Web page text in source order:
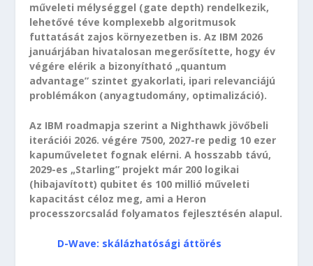
műveleti mélységgel (gate depth) rendelkezik,
lehetővé téve komplexebb algoritmusok
futtatását zajos környezetben is. Az IBM 2026
januárjában hivatalosan megerősítette, hogy év
végére elérik a bizonyítható „quantum
advantage” szintet gyakorlati, ipari relevanciájú
problémákon (anyagtudomány, optimalizáció).
Az IBM roadmapja szerint a Nighthawk jövőbeli
iterációi 2026. végére 7500, 2027-re pedig 10 ezer
kapuműveletet fognak elérni. A hosszabb távú,
2029-es „Starling” projekt már 200 logikai
(hibajavított) qubitet és 100 millió műveleti
kapacitást céloz meg, ami a Heron
processzorcsalád folyamatos fejlesztésén alapul.
D-Wave: skálázhatósági áttörés